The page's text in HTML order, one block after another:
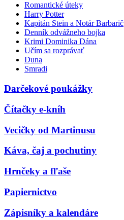
Romantické úteky
Harry Potter
Kapitán Stein a Notár Barbarič
Denník odvážneho bojka
Krimi Dominika Dána
Učím sa rozprávať
Duna
Smradi
Darčekové poukážky
Čítačky e-kníh
Vecičky od Martinusu
Káva, čaj a pochutiny
Hrnčeky a fľaše
Papiernictvo
Zápisníky a kalendáre